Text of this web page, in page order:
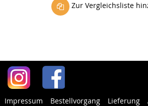
Zur Vergleichsliste
Impressum Bestellvorgang Lieferung